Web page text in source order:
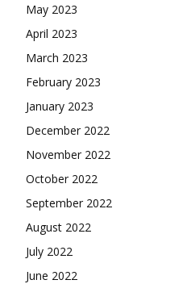
May 2023
April 2023
March 2023
February 2023
January 2023
December 2022
November 2022
October 2022
September 2022
August 2022
July 2022
June 2022